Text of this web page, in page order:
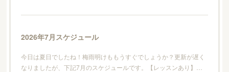
2026年7月スケジュール
今日は夏日でしたね！梅雨明けももうすぐでしょうか？更新が遅く
なりましたが、下記7月のスケジュールです。【レッスンあり】…